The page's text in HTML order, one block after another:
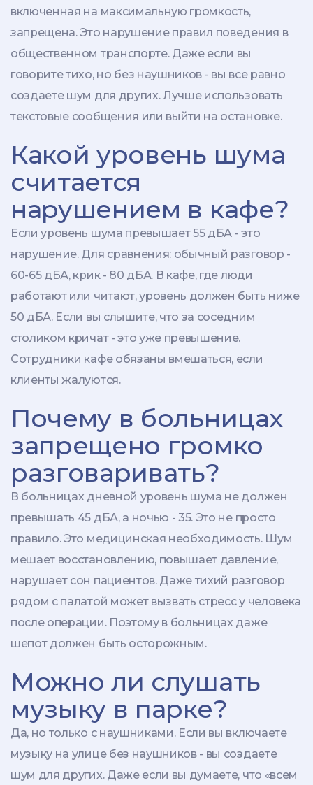
включенная на максимальную громкость,
запрещена. Это нарушение правил поведения в
общественном транспорте. Даже если вы
говорите тихо, но без наушников - вы все равно
создаете шум для других. Лучше использовать
текстовые сообщения или выйти на остановке.
Какой уровень шума
считается
нарушением в кафе?
Если уровень шума превышает 55 дБА - это
нарушение. Для сравнения: обычный разговор -
60-65 дБА, крик - 80 дБА. В кафе, где люди
работают или читают, уровень должен быть ниже
50 дБА. Если вы слышите, что за соседним
столиком кричат - это уже превышение.
Сотрудники кафе обязаны вмешаться, если
клиенты жалуются.
Почему в больницах
запрещено громко
разговаривать?
В больницах дневной уровень шума не должен
превышать 45 дБА, а ночью - 35. Это не просто
правило. Это медицинская необходимость. Шум
мешает восстановлению, повышает давление,
нарушает сон пациентов. Даже тихий разговор
рядом с палатой может вызвать стресс у человека
после операции. Поэтому в больницах даже
шепот должен быть осторожным.
Можно ли слушать
музыку в парке?
Да, но только с наушниками. Если вы включаете
музыку на улице без наушников - вы создаете
шум для других. Даже если вы думаете, что «всем